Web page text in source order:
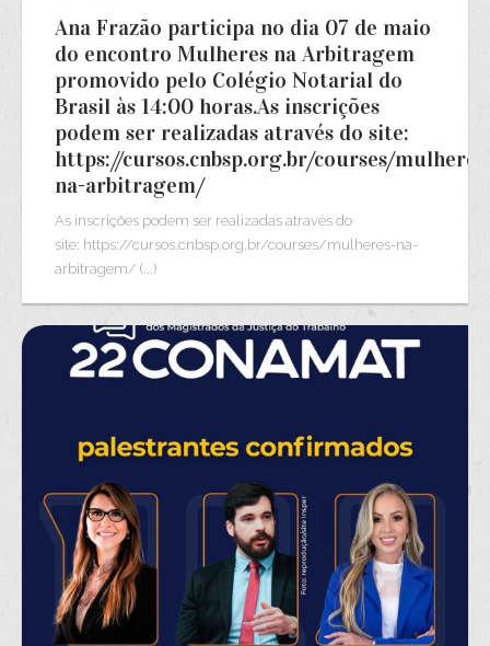
Ana Frazão participa no dia 07 de maio
do encontro Mulheres na Arbitragem
promovido pelo Colégio Notarial do
Brasil às 14:00 horas.As inscrições
podem ser realizadas através do site:
https://cursos.cnbsp.org.br/courses/
na-arbitragem/
As inscrições podem ser realizadas através do
site: https://cursos.cnbsp.org.br/courses/mulheres-na-
arbitragem/ (...)